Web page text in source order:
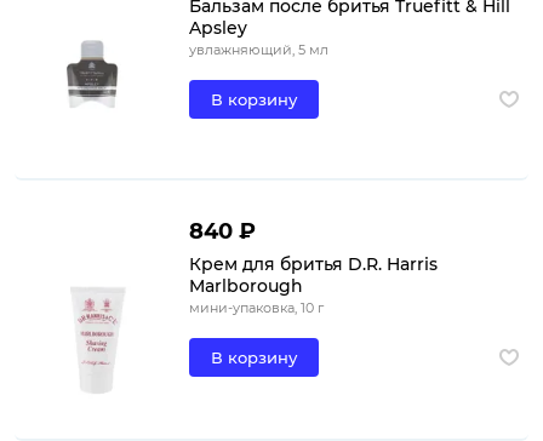
Бальзам после бритья Truefitt & Hill
Apsley
увлажняющий, 5 мл
В корзину
840 ₽
Крем для бритья D.R. Harris
Marlborough
мини-упаковка, 10 г
В корзину